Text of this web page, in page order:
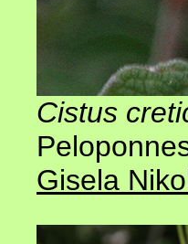
Cistus
Gisela